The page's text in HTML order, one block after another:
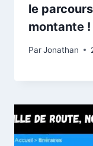
le
montante !
ParJonathan